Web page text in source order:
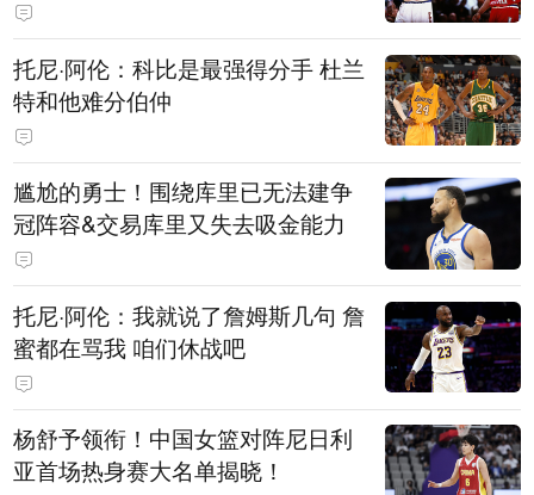
托尼·阿伦：科比是最强得分手 杜兰
特和他难分伯仲
尴尬的勇士！围绕库里已无法建争
冠阵容&交易库里又失去吸金能力
托尼·阿伦：我就说了詹姆斯几句 詹
蜜都在骂我 咱们休战吧
杨舒予领衔！中国女篮对阵尼日利
亚首场热身赛大名单揭晓！